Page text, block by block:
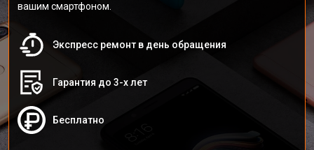
вашим смартфоном.
Экспресс ремонт в день обращения
Гарантия до 3-х лет
Бесплатно